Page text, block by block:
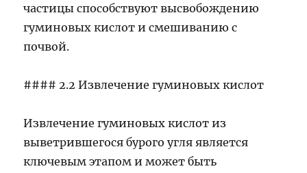
частицы способствуют высвобождению
гуминовых кислот и смешиванию с
почвой.
#### 2.2 Извлечение гуминовых кислот
Извлечение гуминовых кислот из
выветрившегося бурого угля является
ключевым этапом и может быть